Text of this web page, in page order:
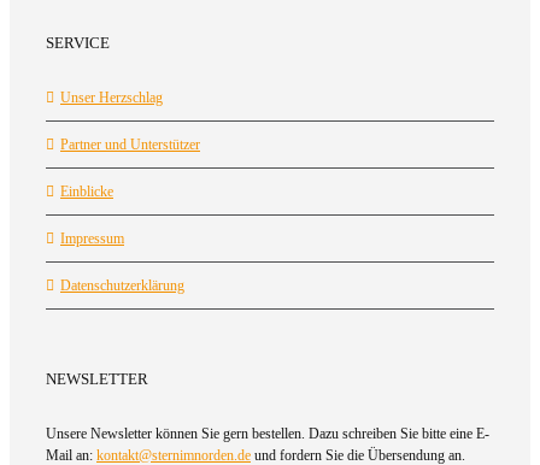
SERVICE
Unser Herzschlag
Partner und Unterstützer
Einblicke
Impressum
Datenschutzerklärung
NEWSLETTER
Unsere Newsletter können Sie gern bestellen. Dazu schreiben Sie bitte eine E-
Mail an: kontakt@sternimnorden.de und fordern Sie die Übersendung an.